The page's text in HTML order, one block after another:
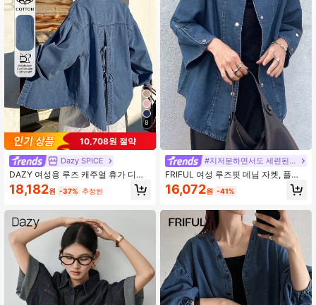
4.83 620K 팔로워
4.83 620K 팔로워
4.83 620K 팔로워
8
10,708원 절약
Dazy SPICE
DAZY 여성용 루즈 캐주얼 휴가 디스
트레스드 데님 재킷 나비매듭 노트 포
함, 봄과 여름에 적합
18,182원 -37% 추정된
#지저분하면서도 세련된 스타일
FRIFUL 여성 루즈핏 데님 자켓, 플레
어 소매, 버튼 클로저
16,072원 -41%